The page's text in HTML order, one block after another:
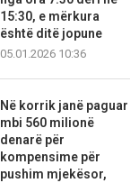
15:30, e mërkura
është ditë jopune
05.01.2026 10:36
Në korrik janë paguar
mbi 560 milionë
denarë për
kompensime për
pushim mjekësor,